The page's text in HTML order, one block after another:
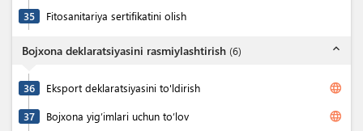
35 Fitosanitariya sertifikatini olish
Bojxona deklaratsiyasini rasmiylashtirish (6) expand_less
36 Eksport deklaratsiyasini to'ldirish language
37 Bojxona yig’imlari uchun to’lov language